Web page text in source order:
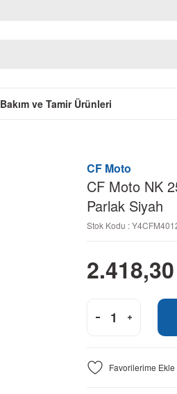
Bakım ve Tamir Ürünleri
CF Moto
CF Moto NK
Parlak Siyah
Stok Kodu :
2.418,30